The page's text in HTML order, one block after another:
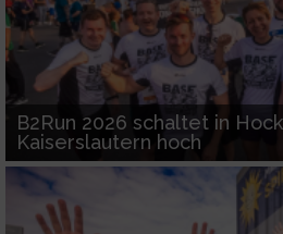
B2Run 2026 schaltet in
Kaiserslautern hoch